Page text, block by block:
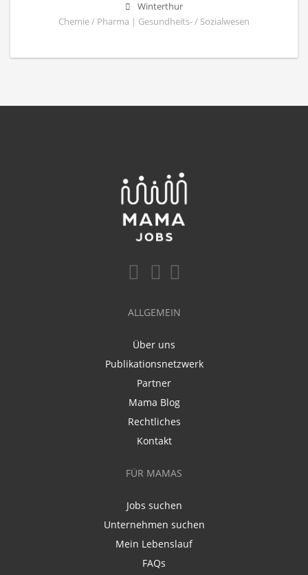
Winterthur
Chemie / Pharma | Gesundheits- / Sozialwesen
ALLGEMEIN
Über uns
Publikationsnetzwerk
Partner
Mama Blog
Rechtliches
Kontakt
FÜR MAMAS
Jobs suchen
Unternehmen suchen
Mein Lebenslauf
FAQs